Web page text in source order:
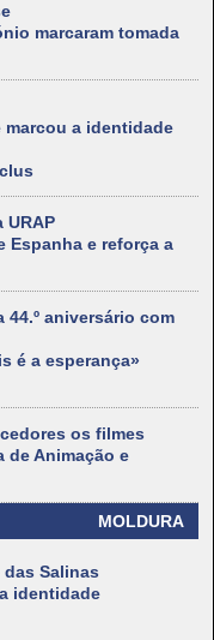
marcaram tomada
marcou a identidade
URAP
Espanha e reforça a
44.º aniversário com
é a esperança»
os filmes
de Animação e
MOLDURA
Salinas
identidade